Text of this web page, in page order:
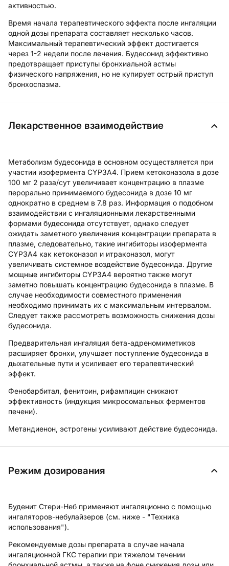
активностью.
Время начала терапевтического эффекта после ингаляции
одной дозы препарата составляет несколько часов.
Максимальный терапевтический эффект достигается
через 1-2 недели после лечения. Будесонид эффективно
предотвращает приступы бронхиальной астмы
физического напряжения, но не купирует острый приступ
бронхоспазма.
Лекарственное взаимодействие
Метаболизм будесонида в основном осуществляется при
участии изофермента CYP3A4. Прием кетоконазола в дозе
100 мг 2 раза/сут увеличивает концентрацию в плазме
перорально принимаемого будесонида в дозе 10 мг
однократно в среднем в 7.8 раз. Информация о подобном
взаимодействии с ингаляционными лекарственными
формами будесонида отсутствует, однако следует
ожидать заметного увеличения концентрации препарата в
плазме, следовательно, такие ингибиторы изофермента
CYP3A4 как кетоконазол и итраконазол, могут
увеличивать системное воздействие будесонида. Другие
мощные ингибиторы CYP3A4 вероятно также могут
заметно повышать концентрацию будесонида в плазме. В
случае необходимости совместного применения
необходимо принимать их с максимальным интервалом.
Следует также рассмотреть возможность снижения дозы
будесонида.
Предварительная ингаляция бета-адреномиметиков
расширяет бронхи, улучшает поступление будесонида в
дыхательные пути и усиливает его терапевтический
эффект.
Фенобарбитал, фенитоин, рифампицин снижают
эффективность (индукция микросомальных ферментов
печени).
Метандиенон, эстрогены усиливают действие будесонида.
Режим дозирования
Буденит Стери-Неб применяют ингаляционно с помощью
ингаляторов-небулайзеров (см. ниже - "Техника
использования").
Рекомендуемые дозы препарата в случае начала
ингаляционной ГКС терапии при тяжелом течении